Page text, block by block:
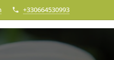
+330664530993